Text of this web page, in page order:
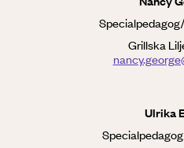
Grillska
Ulrika